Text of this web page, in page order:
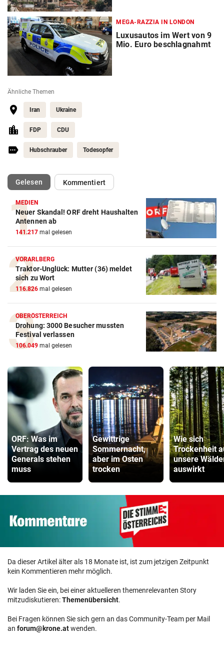
MEGA-RAZZIA IN LONDON
Luxusautos im Wert von 9
Mio. Euro beschlagnahmt
Ähnliche Themen
Iran Ukraine
FDP CDU
Hubschrauber Todesopfer
Gelesen(ausgewählt)Kommentiert
MEDIEN
Neuer Skandal! ORF dreht Haushalten
Antennen ab
141.217 mal gelesen
VORARLBERG
Traktor-Unglück: Mutter (36) meldet
sich zu Wort
116.826 mal gelesen
OBERÖSTERREICH
Drohung: 3000 Besucher mussten
Festival verlassen
106.049 mal gelesen
ORF: Was im
Vertrag des neuen
Generals stehen
muss
Gewittrige
Sommernacht,
aber im Osten
trocken
Wie sich
Trockenheit
unsere
auswirkt
Da dieser Artikel älter als 18 Monate ist, ist zum jetzigen Zeitpunkt
kein Kommentieren mehr möglich.
Wir laden Sie ein, bei einer aktuelleren themenrelevanten Story
mitzudiskutieren:Themenübersicht.
Bei Fragen können Sie sich gern an das Community-Team per Mail
an forum@krone.atwenden.